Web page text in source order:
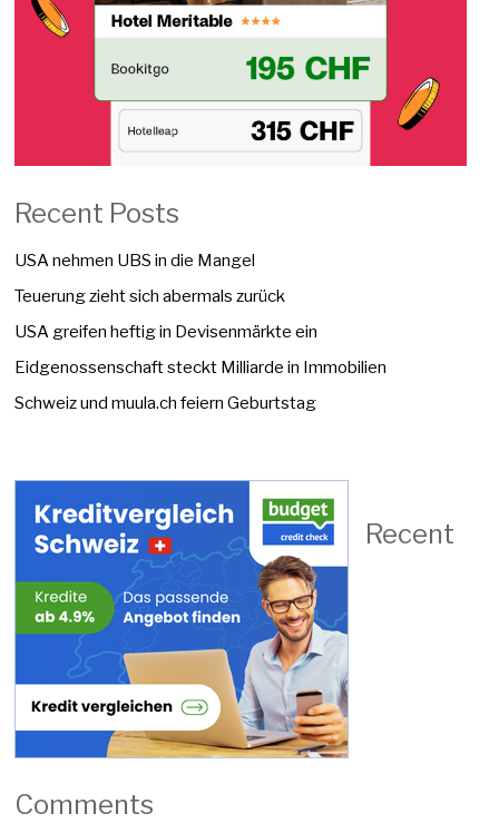
Recent Posts
USA nehmen UBS in die Mangel
Teuerung zieht sich abermals zurück
USA greifen heftig in Devisenmärkte ein
Eidgenossenschaft steckt Milliarde in Immobilien
Schweiz und muula.ch feiern Geburtstag
Recent
Comments